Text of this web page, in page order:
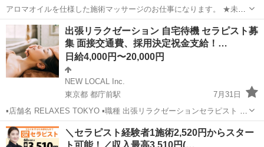
アロマオイルを仕様した施術マッサージのお仕事になります。 ★未経
験からでも大歓迎★ 現在働かれてるスタッフも7割は未経験からスタ
ートされ大活躍されてます。 試用期間はございませんので、講習が終
了次第即働けますの...
熊本 熊本市 東海学園前駅 セラピスト スタッフ
出張リラクゼーション 自宅待機 セラピスト募
集 面接交通費、採用決定祝金支給！…
日給4,000円〜20,000円
NEW LOCAL Inc.
東京都 都庁前駅
7月31日
▪️店舗名 RELAXES TOKYO ▪️職種 出張リラクゼーションセラピスト ▪️
応募資格 安定かつ信頼性のあるサービスの提供のため、ご応募に20
歳〜50歳までの年齢制限を設けさせていただきます。 ま...
東京 新宿区 都庁前駅 セラピスト
＼セラピスト経験者1施術2,520円からスター
ト可能！／収入最高3,510円(…